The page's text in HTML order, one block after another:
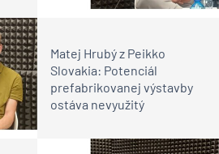
Matej Hrubý z Peikko
Slovakia: Potenciál
prefabrikovanej výstavby
ostáva nevyužitý